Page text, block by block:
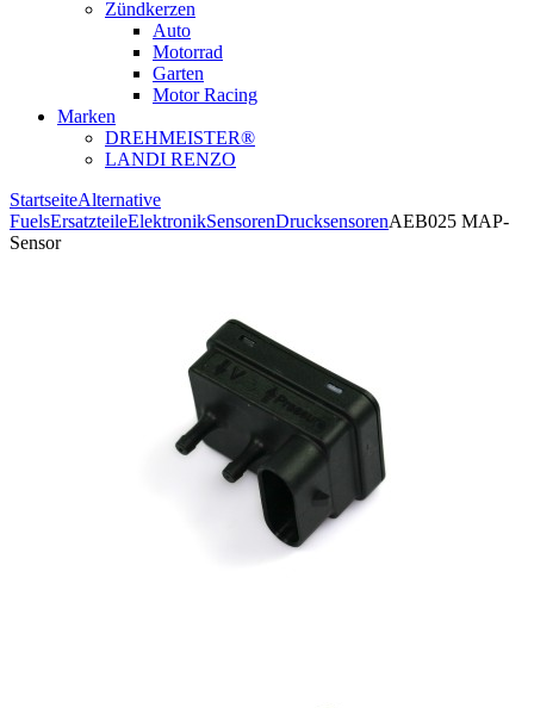
Zündkerzen
Auto
Motorrad
Garten
Motor Racing
Marken
DREHMEISTER®
LANDI RENZO
StartseiteAlternative
FuelsErsatzteileElektronikSensorenDrucksensorenAEB025 MAP-
Sensor